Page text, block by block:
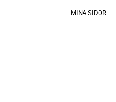
MINA SIDOR